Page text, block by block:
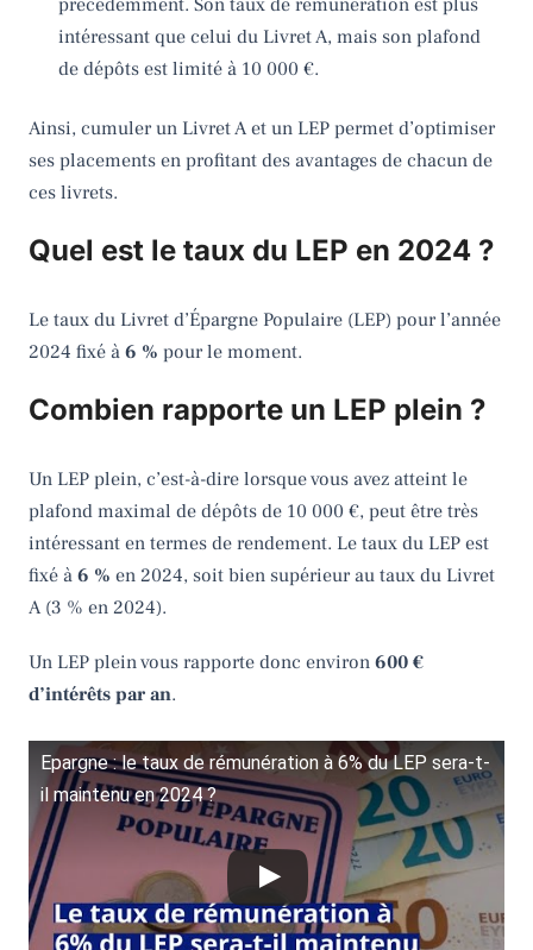
intéressant que celui du Livret A, mais son plafond
de dépôts est limité à 10 000 €.
Ainsi, cumuler un Livret A et un LEP permet d’optimiser
ses placements en profitant des avantages de chacun de
ces livrets.
Quel est le taux du LEP en 2024 ?
Le taux du Livret d’Épargne Populaire (LEP) pour l’année
2024 fixé à 6 % pour le moment.
Combien rapporte un LEP plein ?
Un LEP plein, c’est-à-dire lorsque vous avez atteint le
plafond maximal de dépôts de 10 000 €, peut être très
intéressant en termes de rendement. Le taux du LEP est
fixé à 6 % en 2024, soit bien supérieur au taux du Livret
A (3 % en 2024).
Un LEP plein vous rapporte donc environ 600 €
d’intérêts par an.
Epargne : le taux de rémunération à 6% du LEP sera-t-
il maintenu en 2024 ?